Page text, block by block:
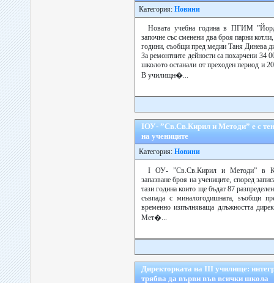
Категория: Новини
Новата учебна година в ПГИМ
започне със сменени два броя парни
години, съобщи пред медии Таня Динева
За ремонтните дейности са похарчени 34
школото останали от преходен период
В училищн�...
ІОУ- ”Св.Св.Кирил и Методи” е с
на учениците
Категория: Новини
І ОУ- ”Св.Св.Кирил и Методи” в
запазване броя на учениците, според
тази година които ще бъдат 87
съвпада с миналогодишната, sъобщи
временно изпълняваща длъжността
Мет�...
Директорката на ІІІ училище:
трябва да върви във всички школа